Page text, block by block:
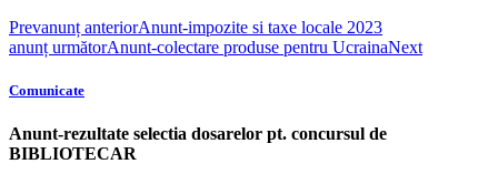
Prevanunț anteriorAnunt-impozite si taxe locale 2023
anunț următorAnunt-colectare produse pentru UcrainaNext
Comunicate
Anunt-rezultate selectia dosarelor pt. concursul de
BIBLIOTECAR